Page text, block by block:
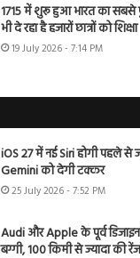
1715 में शुरू हुआ भारत का सबसे
भी दे रहा है हजारों छात्रों को शिक्षा
19 July 2026 - 7:14 PM
iOS 27 में नई Siri होगी पहले से
Gemini को देगी टक्कर
25 July 2026 - 7:52 PM
Audi और Apple के पूर्व
बग्गी, 100 किमी से ज्यादा